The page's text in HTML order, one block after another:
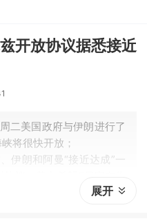
开放协议据悉接近
二美国政府与伊朗进行了
将很快开放；
朗和阿曼“接近达成”一
展开